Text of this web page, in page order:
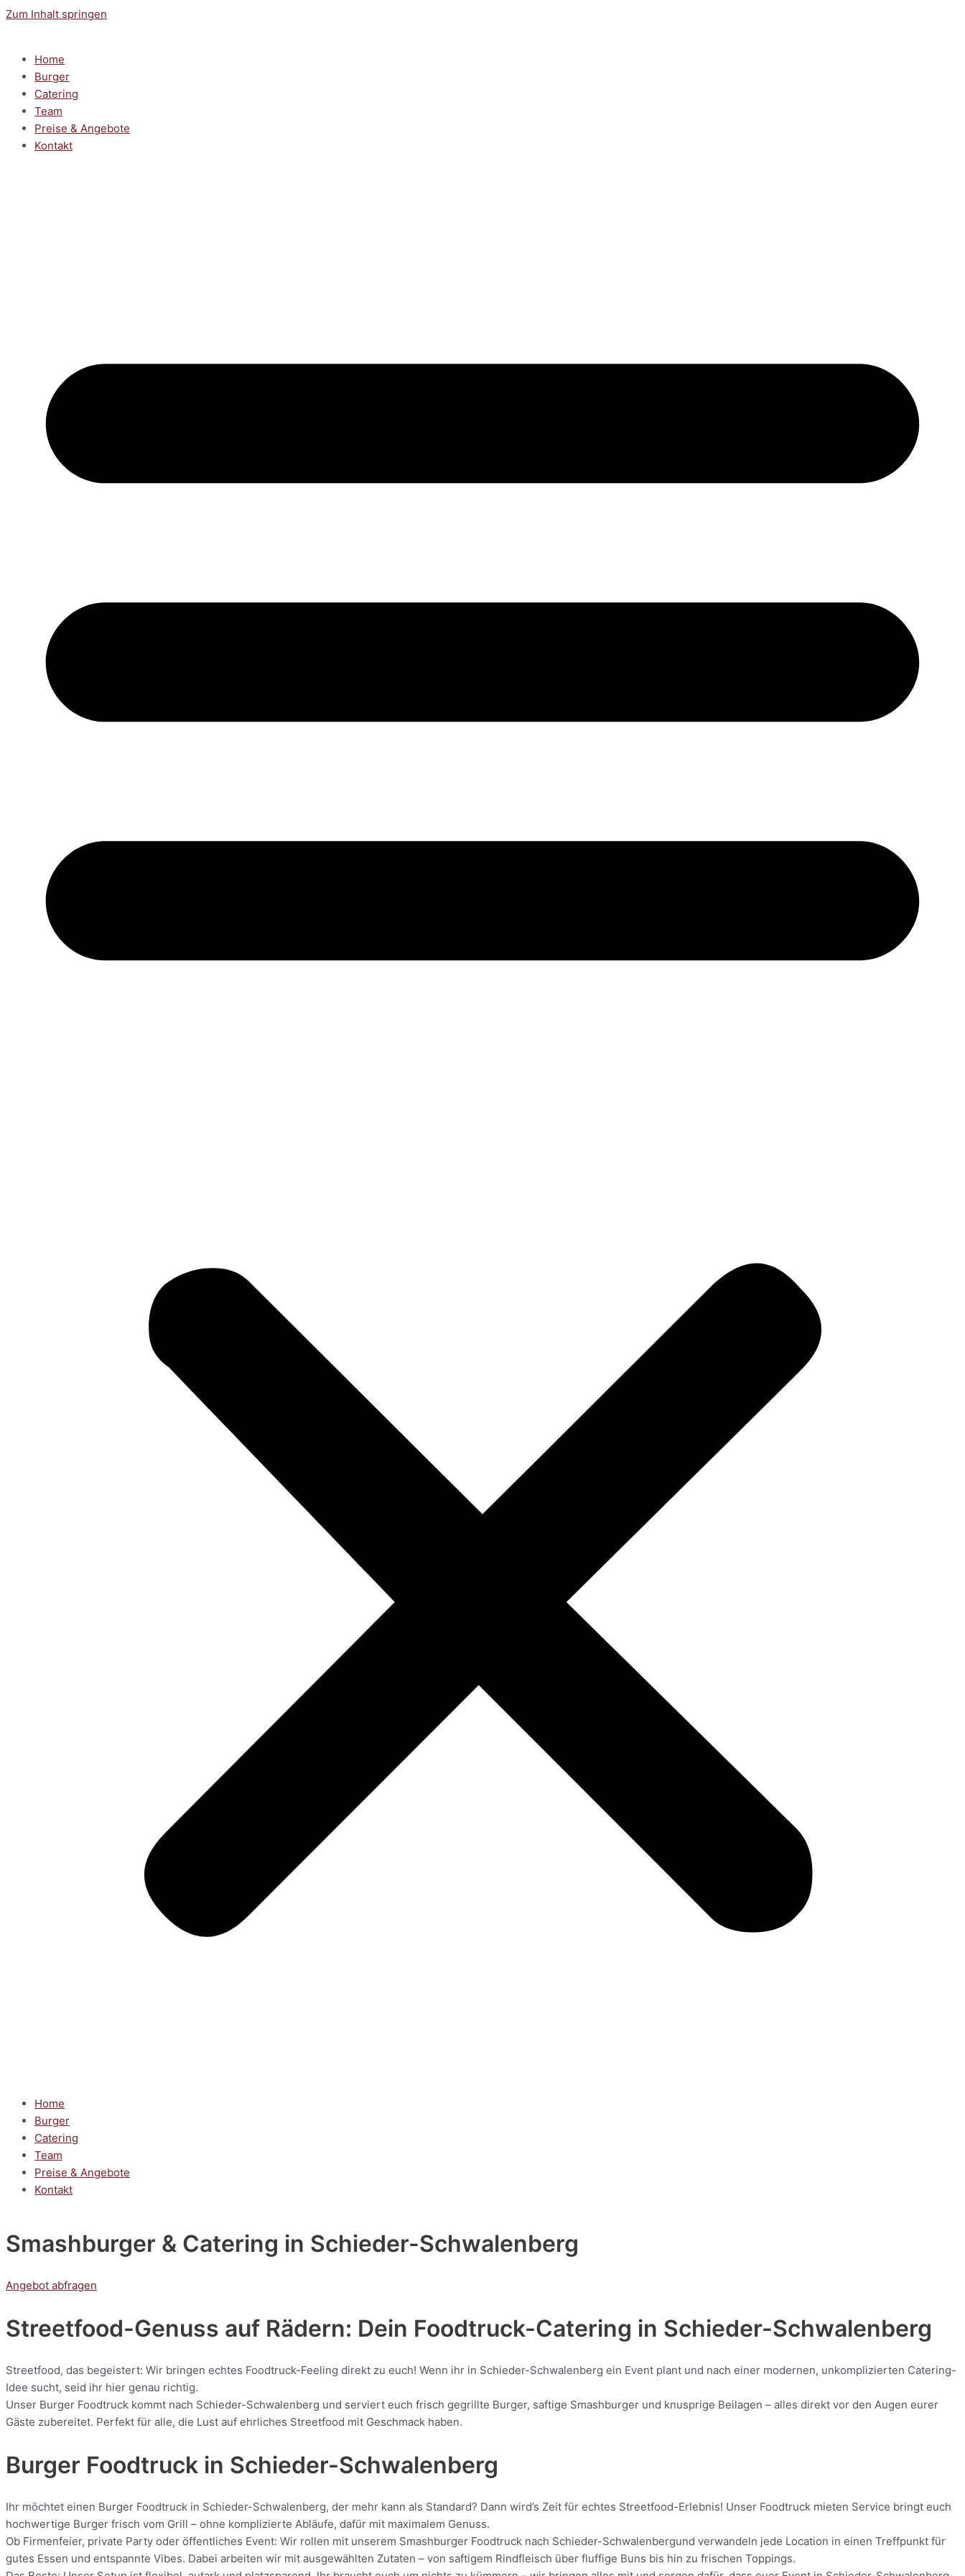
Zum Inhalt springen
Home
Burger
Catering
Team
Preise & Angebote
Kontakt
Home
Burger
Catering
Team
Preise & Angebote
Kontakt
Smashburger & Catering in Schieder-Schwalenberg
Angebot abfragen
Streetfood-Genuss auf Rädern: Dein Foodtruck-Catering in Schieder-Schwalenberg
Streetfood, das begeistert: Wir bringen echtes Foodtruck-Feeling direkt zu euch! Wenn ihr in Schieder-Schwalenberg ein Event plant und nach einer modernen, unkomplizierten Catering-
Idee sucht, seid ihr hier genau richtig.
Unser Burger Foodtruck kommt nach Schieder-Schwalenberg und serviert euch frisch gegrillte Burger, saftige Smashburger und knusprige Beilagen – alles direkt vor den Augen eurer
Gäste zubereitet. Perfekt für alle, die Lust auf ehrliches Streetfood mit Geschmack haben.
Burger Foodtruck in Schieder-Schwalenberg
Ihr möchtet einen Burger Foodtruck in Schieder-Schwalenberg, der mehr kann als Standard? Dann wird’s Zeit für echtes Streetfood-Erlebnis! Unser Foodtruck mieten Service bringt euch
hochwertige Burger frisch vom Grill – ohne komplizierte Abläufe, dafür mit maximalem Genuss.
Ob Firmenfeier, private Party oder öffentliches Event: Wir rollen mit unserem Smashburger Foodtruck nach Schieder-Schwalenbergund verwandeln jede Location in einen Treffpunkt für
gutes Essen und entspannte Vibes. Dabei arbeiten wir mit ausgewählten Zutaten – von saftigem Rindfleisch über fluffige Buns bis hin zu frischen Toppings.